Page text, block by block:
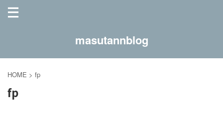
masutannblog
HOME > fp
fp